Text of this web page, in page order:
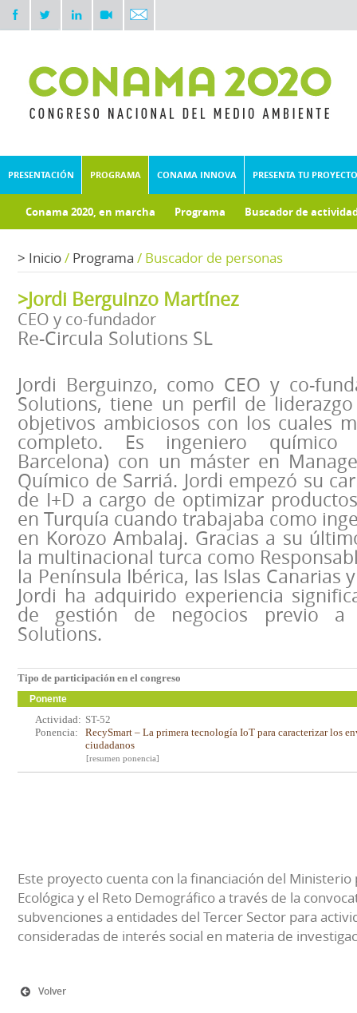
PRESENTACIÓN PROGRAMA CONAMA INNOVA PRESENTA TU PROYECTO
Conama 2020, en marcha Programa Buscador de
> Inicio/ Programa / Buscador de personas
>Jordi Berguinzo Martínez
CEO y co-fundador
Re-Circula Solutions SL
Jordi Berguinzo, como CEO y co-
Solutions, tiene un perfil de
objetivos ambiciosos con los cuales
completo. Es ingeniero químico
Barcelona) con un máster en
Químico de Sarriá. Jordi empezó su
de I+D a cargo de optimizar
en Turquía cuando trabajaba como
en Korozo Ambalaj. Gracias a su
la multinacional turca como
la Península Ibérica, las Islas Canarias
Jordi ha adquirido experiencia
de gestión de negocios previo a
Solutions.
Tipo de participación en el congreso
Ponente
Actividad: ST-52
Ponencia:
RecySmart – La primera tecnología IoT para caracterizar los
ciudadanos
[resumen ponencia]
Este proyecto cuenta con la financiación del Ministerio
Ecológica y el Reto Demográfico a través de la
subvenciones a entidades del Tercer Sector para
consideradas de interés social en materia de
Volver